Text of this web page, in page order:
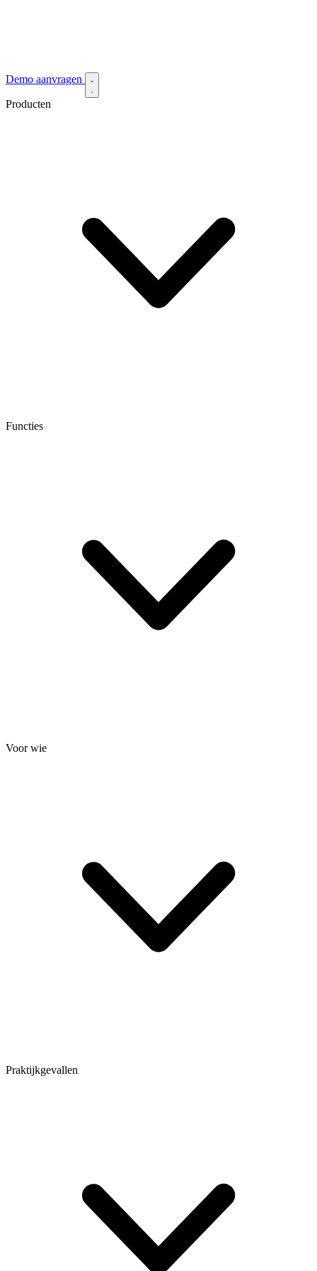
Demo aanvragen
Producten
Functies
Voor wie
Praktijkgevallen